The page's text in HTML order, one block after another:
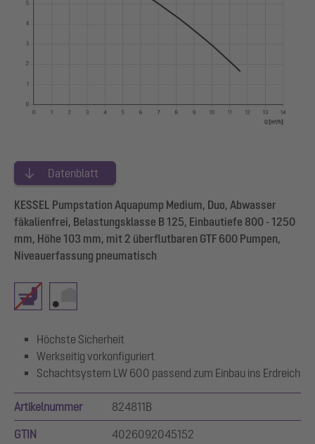
Datenblatt
KESSEL Pumpstation Aquapump Medium, Duo, Abwasser
fäkalienfrei, Belastungsklasse B 125, Einbautiefe 800 - 1250
mm, Höhe 103 mm, mit 2 überflutbaren GTF 600 Pumpen,
Niveauerfassung pneumatisch
Höchste Sicherheit
Werkseitig vorkonfiguriert
Schachtsystem LW 600 passend zum Einbau ins Erdreich
Artikelnummer 824811B
GTIN 4026092045152